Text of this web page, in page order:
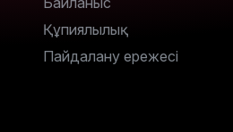
Құпиялылық
Пайдалану ережесі